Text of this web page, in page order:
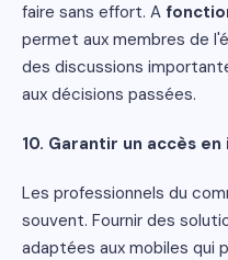
faire sans effort. A
permet aux membres de
des discussions
aux décisions passées.
10. Garantir un accès
Les professionnels du
souvent. Fournir des
adaptées aux mobiles qui